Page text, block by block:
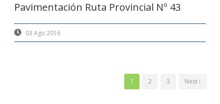
Pavimentación Ruta Provincial Nº 43
03 Ago 2016
1 2 3 Next ›